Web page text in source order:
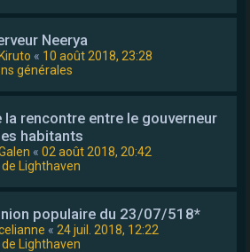
Neerya
Kiruto « 10 août 2018, 23:28
générales
rencontre entre le gouverneur
habitants
« 02 août 2018, 20:42
Lighthaven
populaire du 23/07/518*
« 24 juil. 2018, 12:22
Lighthaven